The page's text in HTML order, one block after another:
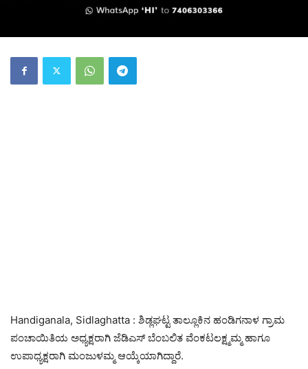
Handiganala, Sidlaghatta : ಶಿಡ್ಲಘಟ್ಟ ತಾಲ್ಲೂಕಿನ ಹಂಡಿಗನಾಳ ಗ್ರಾಮ
ಪಂಚಾಯಿತಿಯ ಅಧ್ಯಕ್ಷರಾಗಿ ಜೆಡಿಎಸ್ ಬೆಂಬಲಿತ ವೆಂಕಟಲಕ್ಷ್ಮಮ್ಮ ಹಾಗೂ
ಉಪಾಧ್ಯಕ್ಷರಾಗಿ ಮಂಜುಳಮ್ಮ ಆಯ್ಕೆಯಾಗಿದ್ದಾರೆ.